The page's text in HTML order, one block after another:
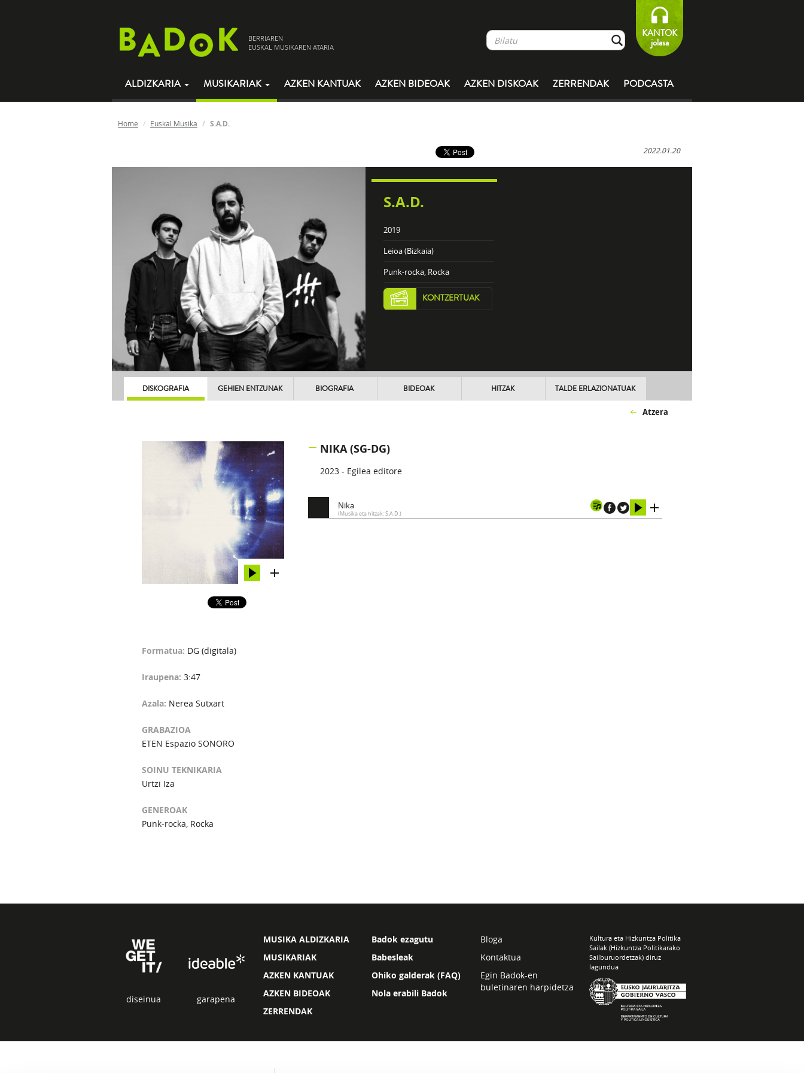
BERRIAREN
EUSKAL MUSIKAREN ATARIA
KANTOK
jolasa
ALDIZKARIA MUSIKARIAK AZKEN KANTUAK AZKEN BIDEOAK AZKEN DISKOAK ZERRENDAK PODCASTA
Home Euskal Musika S.A.D.
2022.01.20
S.A.D.
2019
Leioa (Bizkaia)
Punk-rocka, Rocka
KONTZERTUAK
DISKOGRAFIA GEHIEN ENTZUNAK BIOGRAFIA BIDEOAK HITZAK TALDE ERLAZIONATUAK
Atzera
Formatua: DG (digitala)
Iraupena: 3:47
Azala: Nerea Sutxart
GRABAZIOA
ETEN Espazio SONORO
SOINU TEKNIKARIA
Urtzi Iza
GENEROAK
Punk-rocka, Rocka
NIKA (SG-DG)
2023 - Egilea editore
Nika
(Musika eta hitzak: S.A.D.)
diseinua garapena
MUSIKA ALDIZKARIA
MUSIKARIAK
AZKEN KANTUAK
AZKEN BIDEOAK
ZERRENDAK
Badok ezagutu
Babesleak
Ohiko galderak (FAQ)
Nola erabili Badok
Bloga
Kontaktua
Egin Badok-en
buletinaren harpidetza
Kultura eta Hizkuntza Politika
Sailak (Hizkuntza Politikarako
Sailburuordetzak) diruz
lagundua